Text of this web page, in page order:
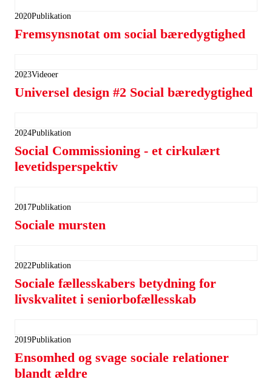
2020Publikation
Fremsynsnotat om social bæredygtighed
2023Videoer
Universel design #2 Social bæredygtighed
2024Publikation
Social Commissioning - et cirkulært
levetidsperspektiv
2017Publikation
Sociale mursten
2022Publikation
Sociale fællesskabers betydning for
livskvalitet i seniorbofællesskab
2019Publikation
Ensomhed og svage sociale relationer
blandt ældre